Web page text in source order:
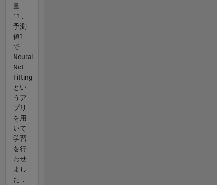
量
11、
予測
値1
で
Neural
Net
Fitting
とい
うア
プリ
を用
いて
学習
を行
わせ
まし
た．